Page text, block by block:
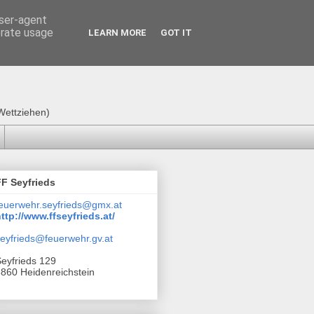
Seyfrieds
www.ffseyfrieds.at/
129
Heidenreichstein
agent
usage
LEARN MORE GOT IT